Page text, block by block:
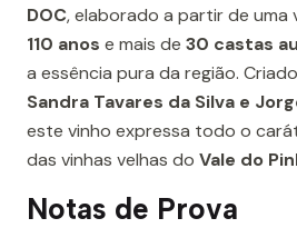
DOC, elaborado a partir de uma
110 anos e mais de 30 castas
a essência pura da região.
Sandra Tavares da Silva e
este vinho expressa todo o
das vinhas velhas do Vale do
Notas de Prova